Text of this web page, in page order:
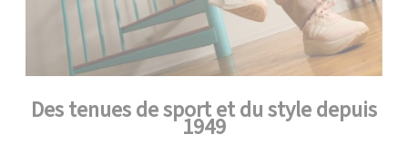
Des tenues de sport et du style depuis
1949